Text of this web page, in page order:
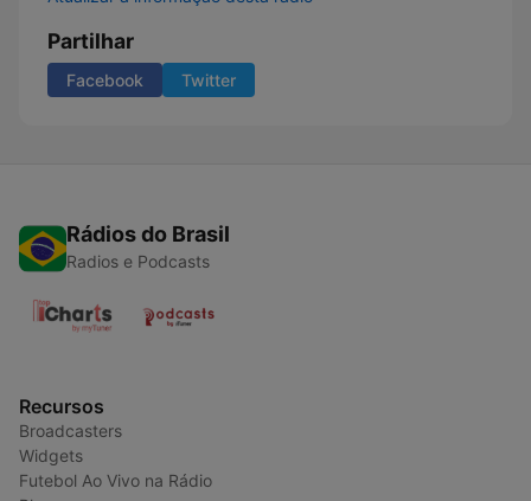
Partilhar
Facebook Twitter
Rádios do Brasil
Radios e Podcasts
Recursos
Broadcasters
Widgets
Futebol Ao Vivo na Rádio